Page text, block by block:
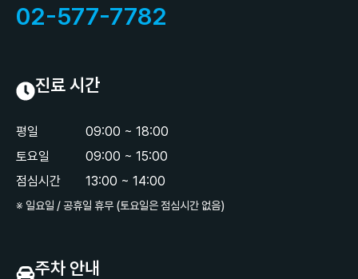
02-577-7782
진료 시간
평일
토요일
점심시간
09:00 ~ 18:00
09:00 ~ 15:00
13:00 ~ 14:00
※ 일요일 / 공휴일 휴무 (토요일은 점심시간 없음)
주차 안내